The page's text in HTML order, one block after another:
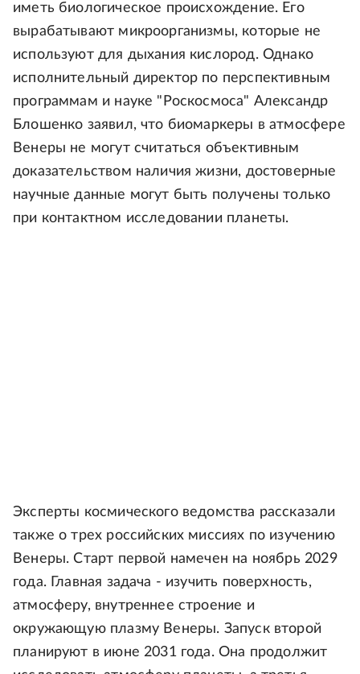
иметь биологическое происхождение. Его
вырабатывают микроорганизмы, которые не
используют для дыхания кислород. Однако
исполнительный директор по перспективным
программам и науке "Роскосмоса" Александр
Блошенко заявил, что биомаркеры в атмосфере
Венеры не могут считаться объективным
доказательством наличия жизни, достоверные
научные данные могут быть получены только
при контактном исследовании планеты.
Эксперты космического ведомства рассказали
также о трех российских миссиях по изучению
Венеры. Старт первой намечен на ноябрь 2029
года. Главная задача - изучить поверхность,
атмосферу, внутреннее строение и
окружающую плазму Венеры. Запуск второй
планируют в июне 2031 года. Она продолжит